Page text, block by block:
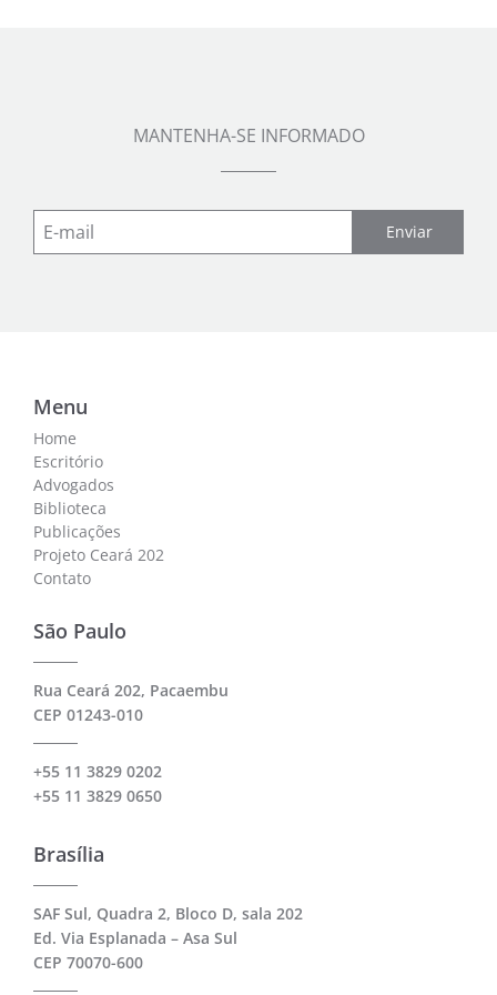
MANTENHA-SE INFORMADO
Enviar
Menu
Home
Escritório
Advogados
Biblioteca
Publicações
Projeto Ceará 202
Contato
São Paulo
Rua Ceará 202, Pacaembu
CEP 01243-010
+55 11 3829 0202
+55 11 3829 0650
Brasília
SAF Sul, Quadra 2, Bloco D, sala 202
Ed. Via Esplanada – Asa Sul
CEP 70070-600